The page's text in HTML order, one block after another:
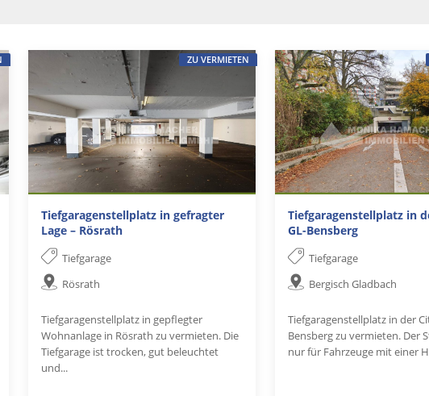
Tiefgaragenstellplatz in gefragter
Lage – Rösrath
Tiefgarage
Rösrath
Tiefgaragenstellplatz in gepflegter
Wohnanlage in Rösrath zu vermieten. Die
Tiefgarage ist trocken, gut beleuchtet
und...
ZU VERMIETEN
Tiefgaragenstellplatz in
GL-Bensberg
Tiefgarage
Bergisch Gladbach
Tiefgaragenstellplatz in der
Bensberg zu vermieten. Der
nur für Fahrzeuge mit einer